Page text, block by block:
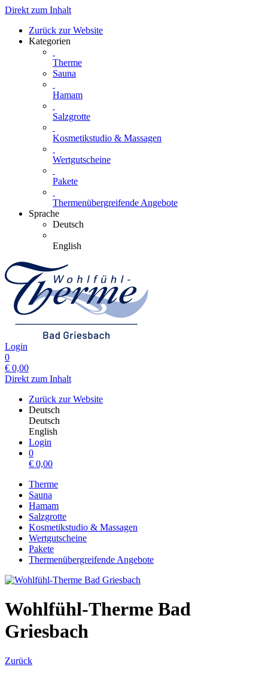
Direkt zum Inhalt
Zurück zur Website
Kategorien
Therme
Sauna
Hamam
Salzgrotte
Kosmetikstudio & Massagen
Wertgutscheine
Pakete
Thermenübergreifende Angebote
Sprache
Deutsch
English
Login
0
€ 0,00
Direkt zum Inhalt
Zurück zur Website
Deutsch
Deutsch
English
Login
0
€ 0,00
Therme
Sauna
Hamam
Salzgrotte
Kosmetikstudio & Massagen
Wertgutscheine
Pakete
Thermenübergreifende Angebote
Wohlfühl-Therme Bad
Griesbach
Zurück